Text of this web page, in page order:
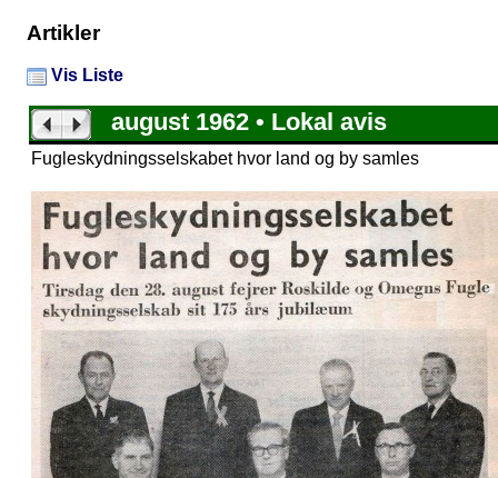
Artikler
Vis Liste
august 1962 • Lokal avis
Fugleskydningsselskabet hvor land og by samles